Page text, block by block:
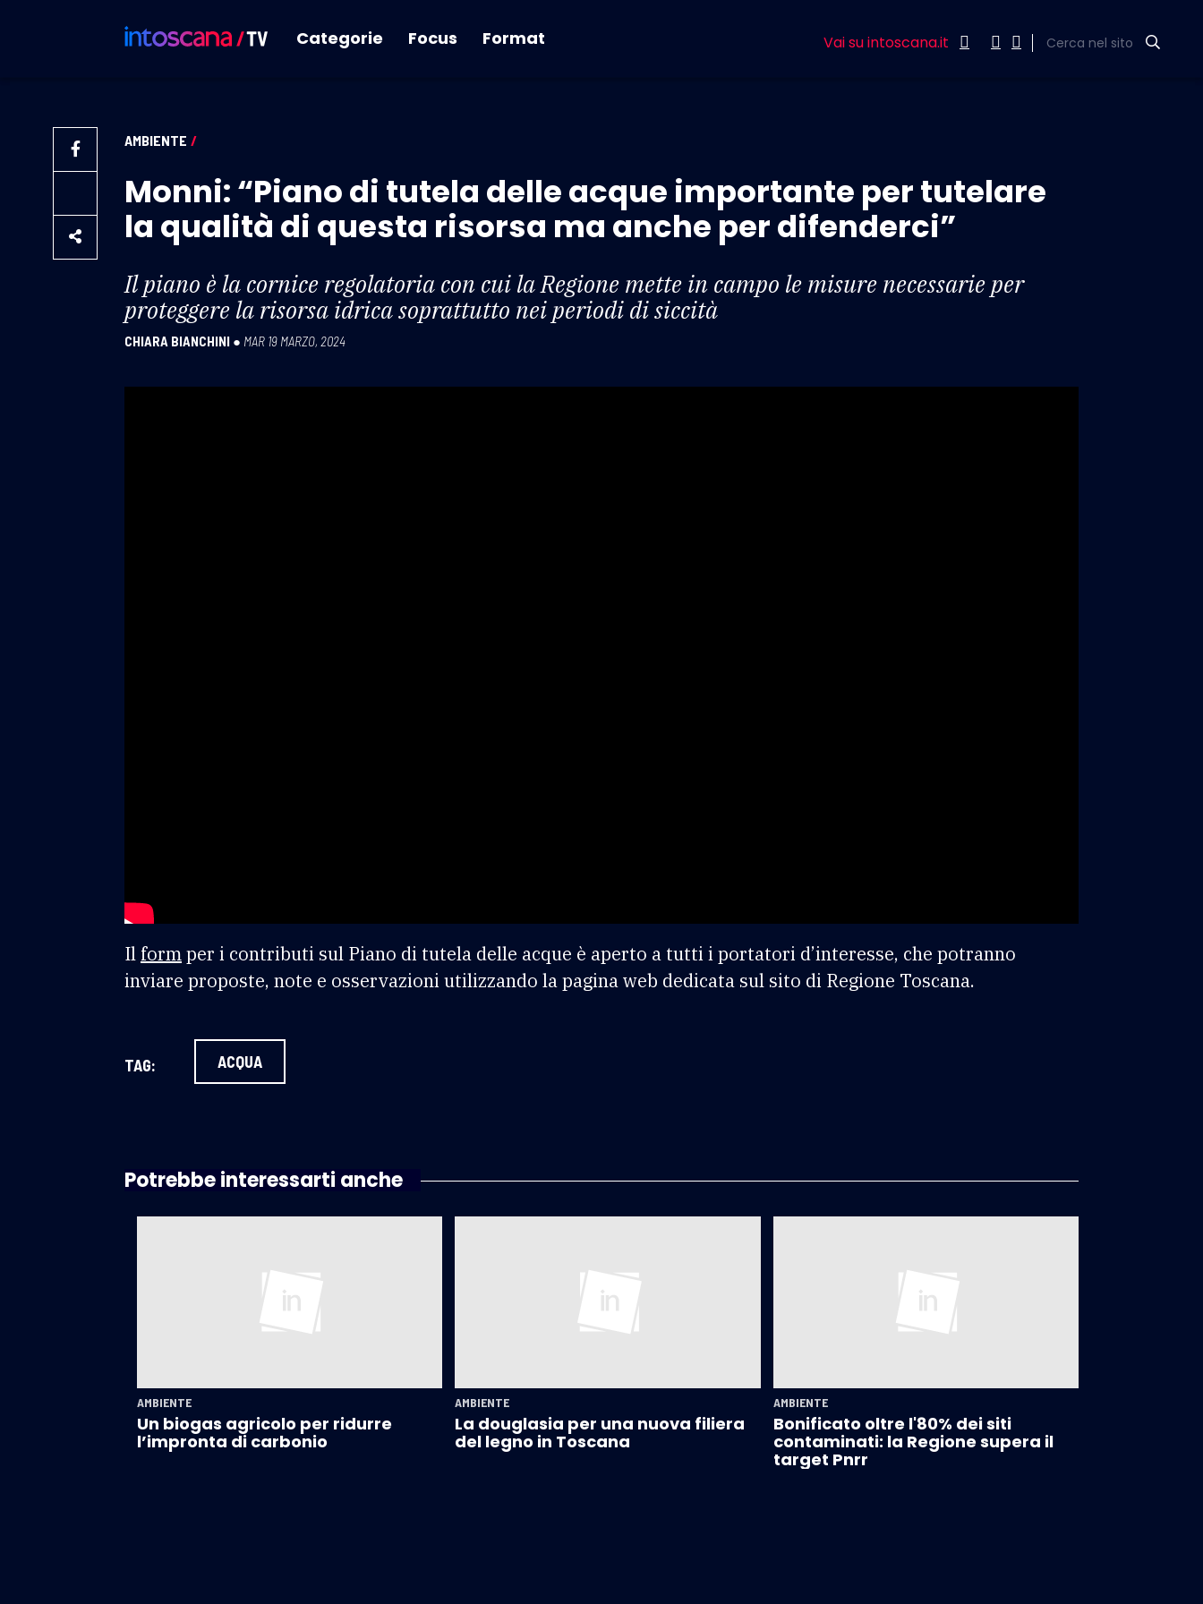
Categorie Focus Format Vai su intoscana.it Cerca nel sito
AMBIENTE /
Monni: “Piano di tutela delle acque importante per tutelare
la qualità di questa risorsa ma anche per difenderci”
Il piano è la cornice regolatoria con cui la Regione mette in campo le misure necessarie per
proteggere la risorsa idrica soprattutto nei periodi di siccità
CHIARA BIANCHINI ● MAR 19 MARZO, 2024
Il formper i contributi sul Piano di tutela delle acque è aperto a tutti i portatori d’interesse, che potranno
inviare proposte, note e osservazioni utilizzando la pagina web dedicata sul sito di Regione Toscana.
TAG: ACQUA
Potrebbe interessarti anche
AMBIENTE
Un biogas agricolo per ridurre
l’impronta di carbonio
AMBIENTE
La douglasia per una nuova filiera
del legno in Toscana
AMBIENTE
Bonificato oltre l'80% dei siti
contaminati: la Regione supera il
target Pnrr